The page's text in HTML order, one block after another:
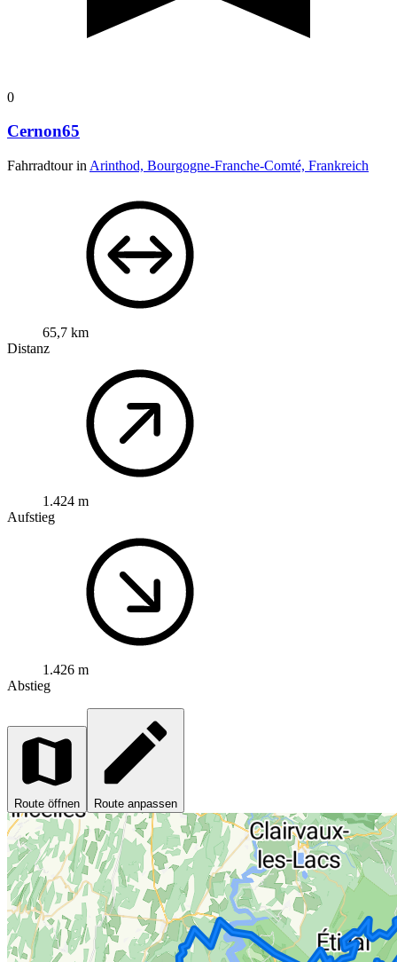
0
Cernon65
Fahrradtour in Arinthod, Bourgogne-Franche-Comté, Frankreich
65,7 km
Distanz
1.424 m
Aufstieg
1.426 m
Abstieg
Route öffnen Route anpassen